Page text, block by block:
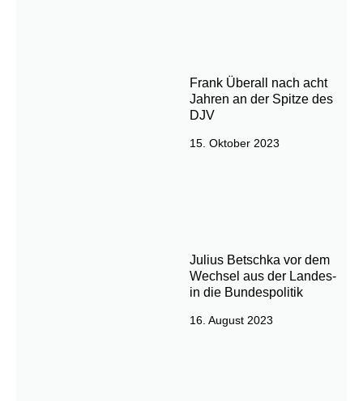
Frank Überall nach acht
Jahren an der Spitze des
DJV
15. Oktober 2023
Julius Betschka vor dem
Wechsel aus der Landes-
in die Bundespolitik
16. August 2023